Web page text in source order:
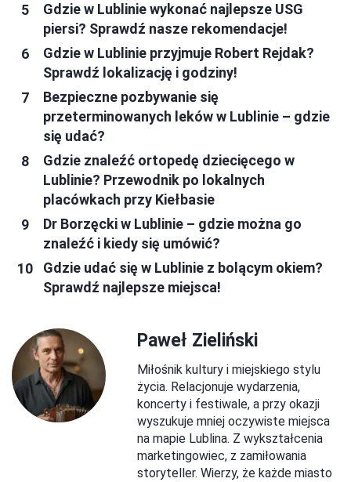
Gdzie w Lublinie wykonać najlepsze USG
piersi? Sprawdź nasze rekomendacje!
Gdzie w Lublinie przyjmuje Robert Rejdak?
Sprawdź lokalizację i godziny!
Bezpieczne pozbywanie się
przeterminowanych leków w Lublinie – gdzie
się udać?
Gdzie znaleźć ortopedę dziecięcego w
Lublinie? Przewodnik po lokalnych
placówkach przy Kiełbasie
Dr Borzęcki w Lublinie – gdzie można go
znaleźć i kiedy się umówić?
Gdzie udać się w Lublinie z bolącym okiem?
Sprawdź najlepsze miejsca!
Paweł Zieliński
Miłośnik kultury i miejskiego stylu
życia. Relacjonuje wydarzenia,
koncerty i festiwale, a przy okazji
wyszukuje mniej oczywiste miejsca
na mapie Lublina. Z wykształcenia
marketingowiec, z zamiłowania
storyteller. Wierzy, że każde miasto